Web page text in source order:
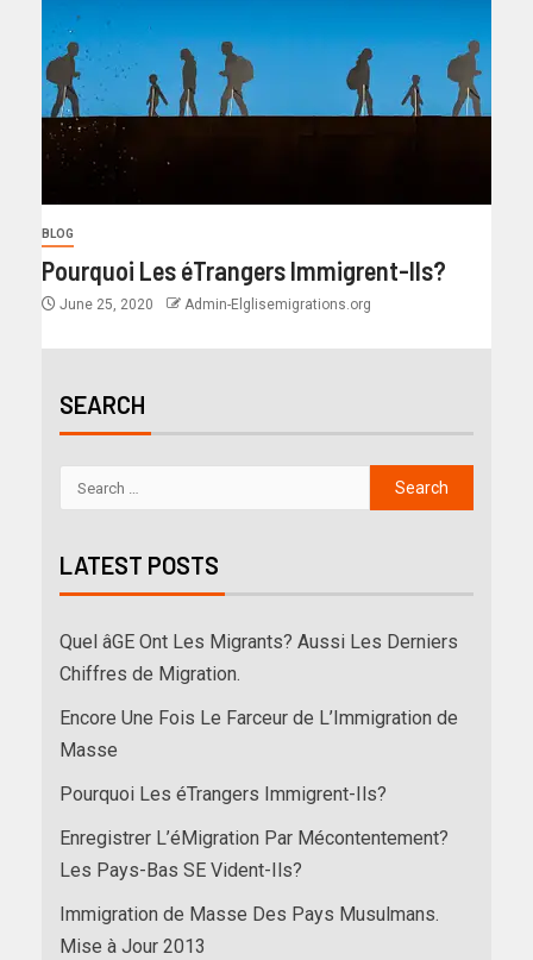
BLOG
Pourquoi Les éTrangers Immigrent-Ils?
June 25, 2020 Admin-Elglisemigrations.org
SEARCH
LATEST POSTS
Quel âGE Ont Les Migrants? Aussi Les Derniers
Chiffres de Migration.
Encore Une Fois Le Farceur de L’Immigration de
Masse
Pourquoi Les éTrangers Immigrent-Ils?
Enregistrer L’éMigration Par Mécontentement?
Les Pays-Bas SE Vident-Ils?
Immigration de Masse Des Pays Musulmans.
Mise à Jour 2013